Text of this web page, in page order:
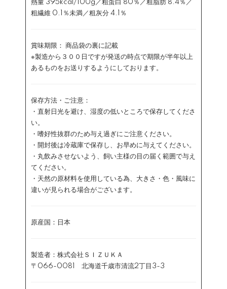
熱量 395kcal/100g／粗蛋白 80％／粗脂肪 8.4％／
粗繊維 0.1％未満／粗灰分 4.1％
賞味期限： 商品袋の裏に記載
※製造から３００日ですが発送の時点で期限が半年以上
あるものをお送りするようにしております。
保存方法・ご注意：
・直射日光を避け、湿度の低いところで保存してくださ
い。
・嗜好性抜群のため与え過ぎにご注意ください。
・開封後は冷蔵庫で保存し、お早めに与えてください。
・丸飲みさせないよう、飼い主様の目の届く範囲で与え
てください。
・天然の原材料を使用している為、大きさ・色・風味に
違いが見られる場合がございます。
原産国：日本
製造者：株式会社ＳＩＺＵＫＡ
〒066-0081 北海道千歳市清流2丁目3-3